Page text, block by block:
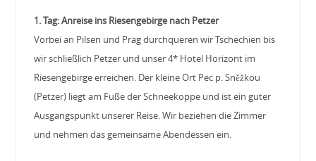
1. Tag: Anreise ins Riesengebirge nach Petzer
Vorbei an Pilsen und Prag durchqueren wir Tschechien bis
wir schließlich Petzer und unser 4* Hotel Horizont im
Riesengebirge erreichen. Der kleine Ort Pec p. Sněžkou
(Petzer) liegt am Fuße der Schneekoppe und ist ein guter
Ausgangspunkt unserer Reise. Wir beziehen die Zimmer
und nehmen das gemeinsame Abendessen ein.